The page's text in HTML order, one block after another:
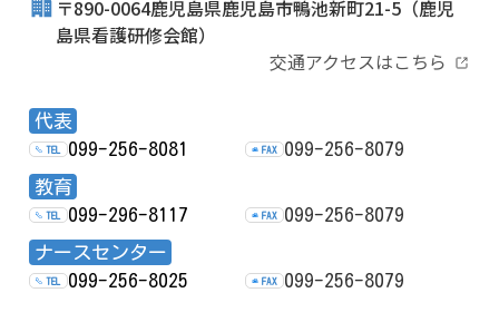
〒890-0064鹿児島県鹿児島市鴨池新町21-5 （鹿児
島県看護研修会館）
交通アクセスはこちら
代表
TEL 099-256-8081 FAX
099-256-8079
教育
TEL 099-296-8117 FAX
099-256-8079
ナースセンター
TEL 099-256-8025 FAX 099-256-8079